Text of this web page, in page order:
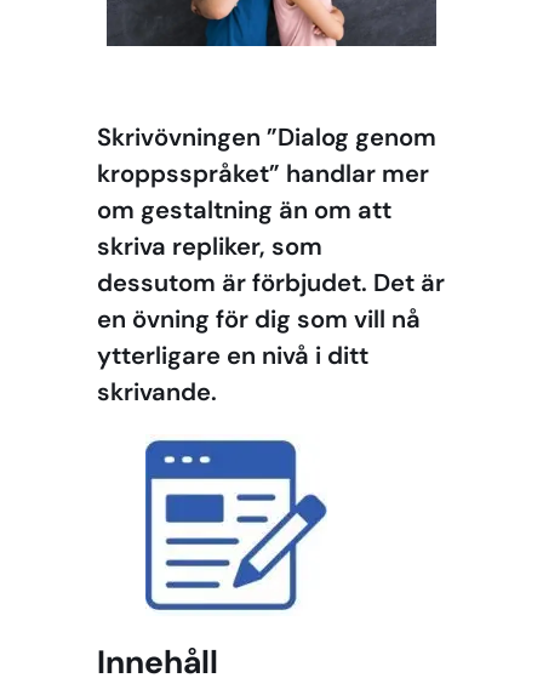
Skrivövningen ”Dialog genom
kroppsspråket” handlar mer
om gestaltning än om att
skriva repliker, som
dessutom är förbjudet. Det är
en övning för dig som vill nå
ytterligare en nivå i ditt
skrivande.
Innehåll